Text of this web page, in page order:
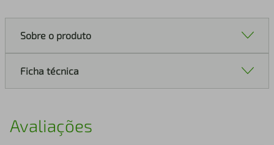
Sobre o produto
Ficha técnica
Avaliações